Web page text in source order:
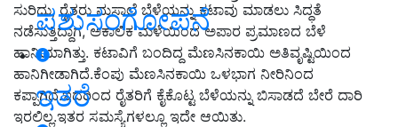
ಪಶುಸಂಗೋಪನೆ
ಇತರೆ
ಸುರಿದು,ರೈತರು ಮಸಾಲೆ ಬೆಳೆಯನ್ನು ಕಟಾವು ಮಾಡಲು ಸಿದ್ಧತೆ
ನಡೆಸುತ್ತಿದ್ದಾಗ,ಅಕಾಲಿಕ ಮಳೆಯಿಂದ ಅಪಾರ ಪ್ರಮಾಣದ ಬೆಳೆ
ಹಾನಿಯಾಗಿತ್ತು. ಕಟಾವಿಗೆ ಬಂದಿದ್ದ ಮೆಣಸಿನಕಾಯಿ ಅತಿವೃಷ್ಟಿಯಿಂದ
ಹಾನಿಗೀಡಾಗಿದೆ.ಕೆಂಪು ಮೆಣಸಿನಕಾಯಿ ಒಳಭಾಗ ನೀರಿನಿಂದ
ಕಪ್ಪಾಗಿದೆ.ಇದರಿಂದ ರೈತರಿಗೆ ಕೈಕೊಟ್ಟ ಬೆಳೆಯನ್ನು ಬಿಸಾಡದೆ ಬೇರೆ ದಾರಿ
ಇರಲಿಲ್ಲ.ಇತರ ಸಮಸ್ಯೆಗಳಲ್ಲೂ ಇದೇ ಆಯಿತು.